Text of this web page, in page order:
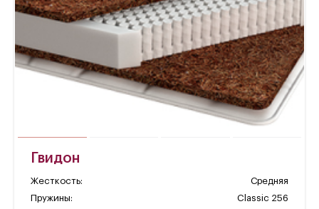
Гвидон
Жесткость:
Средняя
Пружины:
Classic 256